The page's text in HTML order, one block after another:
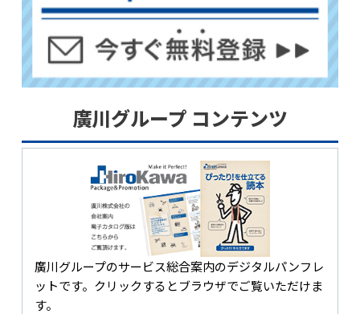
廣川グループ コンテンツ
廣川グループのサービス総合案内のデジタルパンフレ
ットです。クリックするとブラウザでご覧いただけま
す。